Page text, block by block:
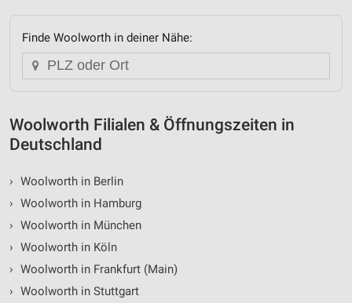
Finde Woolworth in deiner Nähe:
Woolworth Filialen & Öffnungszeiten in
Deutschland
› Woolworth in Berlin
› Woolworth in Hamburg
› Woolworth in München
› Woolworth in Köln
› Woolworth in Frankfurt (Main)
› Woolworth in Stuttgart